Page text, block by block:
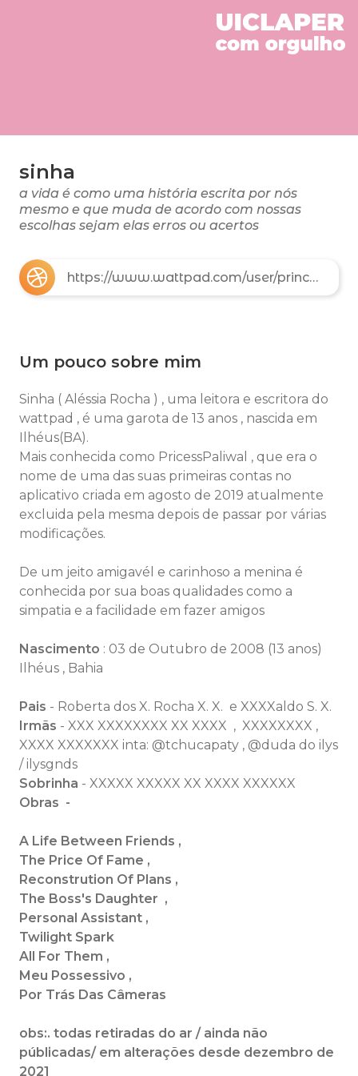
sinha
a vida é como uma história escrita por nós
mesmo e que muda de acordo com nossas
escolhas sejam elas erros ou acertos
https://www.wattpad.com/user/princwss_paliwal
Um pouco sobre mim
Sinha ( Aléssia Rocha ) , uma leitora e escritora do
wattpad , é uma garota de 13 anos , nascida em
Ilhéus(BA).
Mais conhecida como PricessPaliwal , que era o
nome de uma das suas primeiras contas no
aplicativo criada em agosto de 2019 atualmente
excluida pela mesma depois de passar por várias
modificações.
De um jeito amigavél e carinhoso a menina é
conhecida por sua boas qualidades como a
simpatia e a facilidade em fazer amigos
Nascimento : 03 de Outubro de 2008 (13 anos)
Ilhéus , Bahia
Pais - Roberta dos X. Rocha X. X. e XXXXaldo S. X.
Irmãs - XXX XXXXXXXX XX XXXX , XXXXXXXX ,
XXXX XXXXXXX inta: @tchucapaty , @duda do ilys
/ ilysgnds
Sobrinha - XXXXX XXXXX XX XXXX XXXXXX
Obras -
A Life Between Friends ,
The Price Of Fame ,
Reconstrution Of Plans ,
The Boss's Daughter ,
Personal Assistant ,
Twilight Spark
All For Them ,
Meu Possessivo ,
Por Trás Das Câmeras
obs:. todas retiradas do ar / ainda não
públicadas/ em alterações desde dezembro de
2021